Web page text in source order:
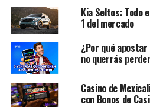
Kia Seltos: Todo
1 del mercado
¿Por qué apostar
no querrás perder
Casino de
con Bonos de